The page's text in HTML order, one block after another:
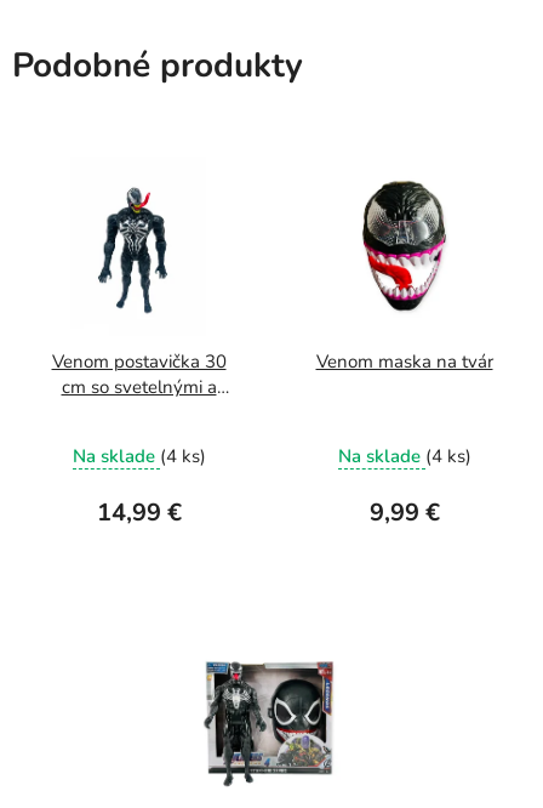
Podobné produkty
Venom postavička 30
cm so svetelnými a
Na sklade (4 ks)
14,99 €
Venom maska na tvár
Na sklade (4 ks)
9,99 €